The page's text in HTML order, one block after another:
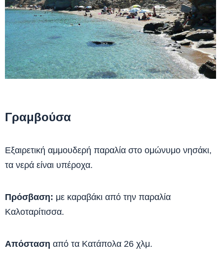
Γραμβούσα
Εξαιρετική αμμουδερή παραλία στο ομώνυμο νησάκι,
τα νερά είναι υπέροχα.
Πρόσβαση: με καραβάκι από την παραλία
Καλοταρίτισσα.
Απόσταση από τα Κατάπολα 26 χλμ.